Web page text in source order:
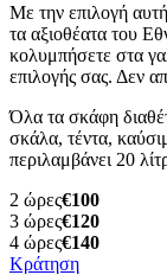
Με την επιλογή αυτή
τα αξιοθέατα του
κολυμπήσετε στα
επιλογής σας. Δεν
Όλα τα σκάφη
σκάλα, τέντα,
περιλαμβάνει 20
2 ώρες€100
3 ώρες€120
4 ώρες€140
Κράτηση